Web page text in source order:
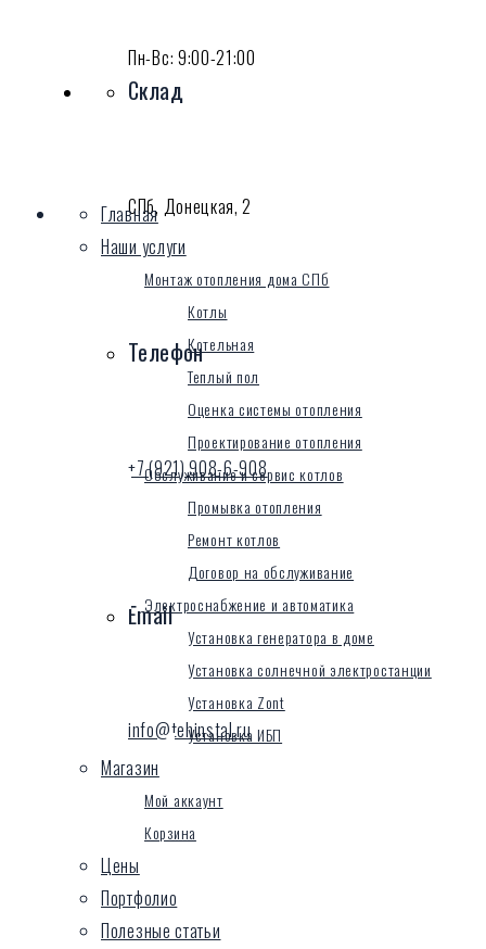
Пн-Вс: 9:00-21:00
Склад
СПб, Донецкая, 2
Телефон
+7 (921) 908-6-908
Email
info@tehinstal.ru
Главная
Наши услуги
Монтаж отопления дома СПб
Котлы
Котельная
Теплый пол
Оценка системы отопления
Проектирование отопления
Обслуживание и сервис котлов
Промывка отопления
Ремонт котлов
Договор на обслуживание
Электроснабжение и автоматика
Установка генератора в доме
Установка солнечной электростанции
Установка Zont
Установка ИБП
Магазин
Мой аккаунт
Корзина
Цены
Портфолио
Полезные статьи